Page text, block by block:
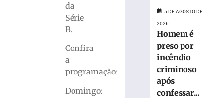
da
Série
B.
Confira
a
programação:
Domingo:
Futsal
neste
sábado
5 DE AGOSTO DE
2026
Homem é
preso por
incêndio
criminoso
após
confessar...